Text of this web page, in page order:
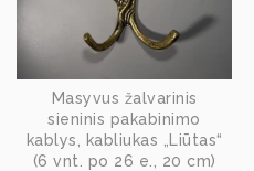
Masyvus žalvarinis
sieninis pakabinimo
kablys, kabliukas „Liūtas“
(6 vnt. po 26 e., 20 cm)